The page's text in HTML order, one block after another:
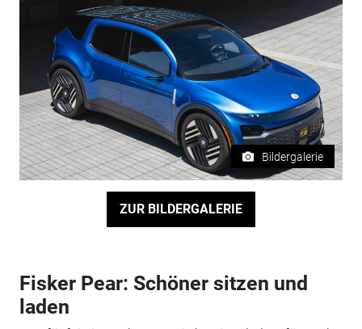
Bildergalerie
ZUR BILDERGALERIE
Fisker Pear: Schöner sitzen und
laden